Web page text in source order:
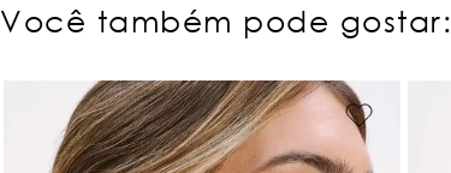
Você também pode gostar: